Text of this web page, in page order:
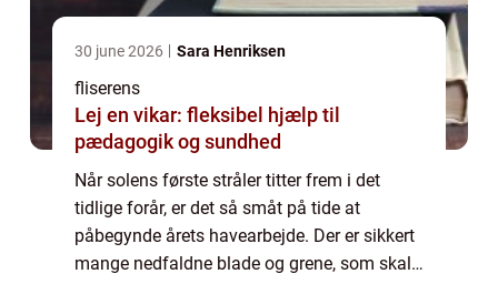
30 june 2026 Sara Henriksen
fliserens
Lej en vikar: fleksibel hjælp til
pædagogik og sundhed
Når solens første stråler titter frem i det
tidlige forår, er det så småt på tide at
påbegynde årets havearbejde. Der er sikkert
mange nedfaldne blade og grene, som skal